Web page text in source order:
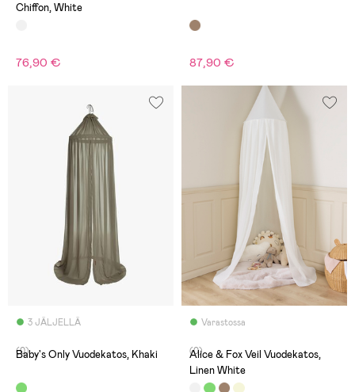
Chiffon, White
76,90 € 87,90 €
3 JÄLJELLÄ
(0)
Baby's Only Vuodekatos, Khaki
Varastossa
(0)
Alice & Fox Veil Vuodekatos,
Linen White